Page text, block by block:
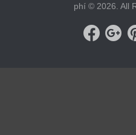
phí © 2026. All